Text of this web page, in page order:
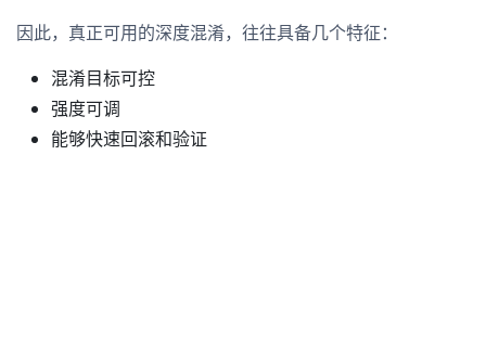
因此，真正可用的深度混淆，往往具备几个特征：
混淆目标可控
强度可调
能够快速回滚和验证